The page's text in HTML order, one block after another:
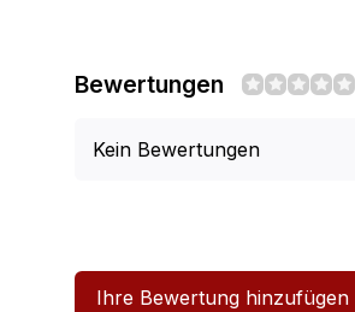
Bewertungen
Kein Bewertungen
Ihre Bewertung hinzufügen